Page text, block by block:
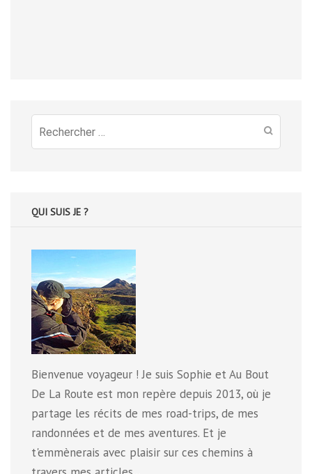
Recherche
pour
QUI SUIS JE ?
Bienvenue voyageur ! Je suis Sophie et Au Bout
De La Route est mon repère depuis 2013, où je
partage les récits de mes road-trips, de mes
randonnées et de mes aventures. Et je
t'emmènerais avec plaisir sur ces chemins à